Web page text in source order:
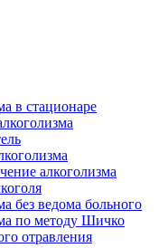
в стационаре
алкоголизма
без ведома больного
по методу Шичко
отравления